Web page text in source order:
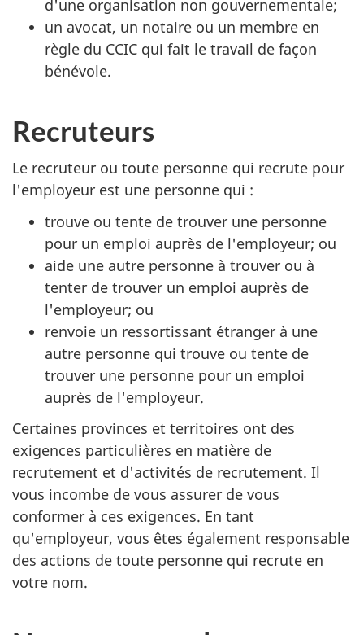
d'une organisation non gouvernementale;
un avocat, un notaire ou un membre en
règle du CCIC qui fait le travail de façon
bénévole.
Recruteurs
Le recruteur ou toute personne qui recrute pour
l'employeur est une personne qui :
trouve ou tente de trouver une personne
pour un emploi auprès de l'employeur; ou
aide une autre personne à trouver ou à
tenter de trouver un emploi auprès de
l'employeur; ou
renvoie un ressortissant étranger à une
autre personne qui trouve ou tente de
trouver une personne pour un emploi
auprès de l'employeur.
Certaines provinces et territoires ont des
exigences particulières en matière de
recrutement et d'activités de recrutement. Il
vous incombe de vous assurer de vous
conformer à ces exigences. En tant
qu'employeur, vous êtes également responsable
des actions de toute personne qui recrute en
votre nom.